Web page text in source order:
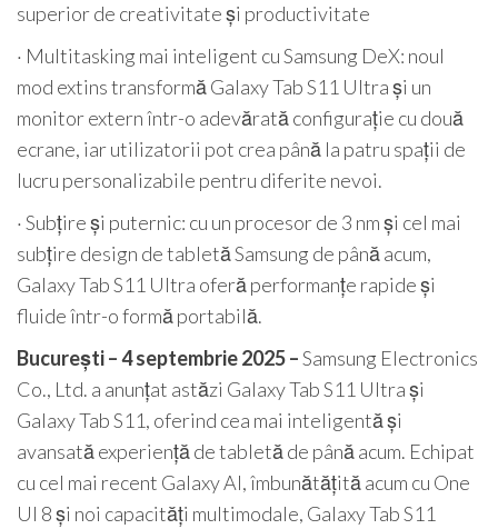
superior de creativitate și productivitate
· Multitasking mai inteligent cu Samsung DeX: noul
mod extins transformă Galaxy Tab S11 Ultra și un
monitor extern într-o adevărată configurație cu două
ecrane, iar utilizatorii pot crea până la patru spații de
lucru personalizabile pentru diferite nevoi.
· Subțire și puternic: cu un procesor de 3 nm și cel mai
subțire design de tabletă Samsung de până acum,
Galaxy Tab S11 Ultra oferă performanțe rapide și
fluide într-o formă portabilă.
București – 4 septembrie 2025 –Samsung Electronics
Co., Ltd. a anunțat astăzi Galaxy Tab S11 Ultra și
Galaxy Tab S11, oferind cea mai inteligentă și
avansată experiență de tabletă de până acum. Echipat
cu cel mai recent Galaxy AI, îmbunătățită acum cu One
UI 8 și noi capacități multimodale, Galaxy Tab S11